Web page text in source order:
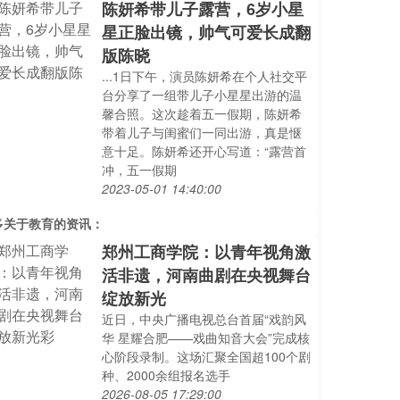
陈妍希带儿子露营，6岁小星
星正脸出镜，帅气可爱长成翻
版陈晓
...1日下午，演员陈妍希在个人社交平
台分享了一组带儿子小星星出游的温
馨合照。这次趁着五一假期，陈妍希
带着儿子与闺蜜们一同出游，真是惬
意十足。陈妍希还开心写道：“露营首
冲，五一假期
2023-05-01 14:40:00
关于教育的资讯：
郑州工商学院：以青年视角激
活非遗，河南曲剧在央视舞台
绽放新光
近日，中央广播电视总台首届“戏韵风
华 星耀合肥——戏曲知音大会”完成核
心阶段录制。这场汇聚全国超100个剧
种、2000余组报名选手
2026-08-05 17:29:00